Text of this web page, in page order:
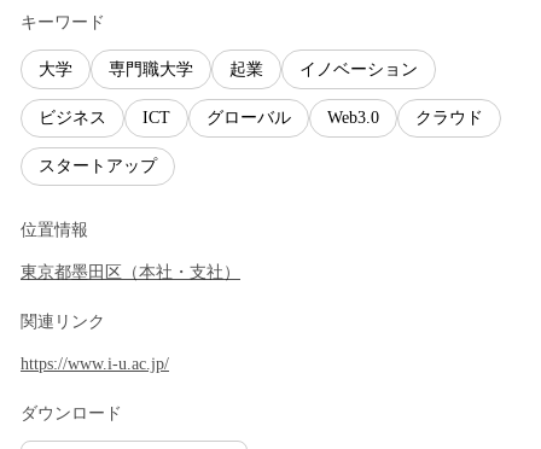
キーワード
大学 専門職大学 起業 イノベーション
ビジネス ICT グローバル Web3.0 クラウド
スタートアップ
位置情報
東京都墨田区 （本社・支社 ）
関連リンク
https://www.i-u.ac.jp/
ダウンロード